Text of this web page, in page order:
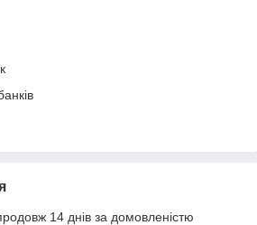
14 днів за домовленістю